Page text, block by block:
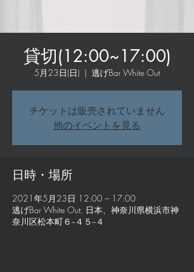
貸切(12:00~17:00)
5月23日(日)
  |
逃げBar White Out
チケットは販売されていません
他のイベントを見る
日時・場所
2021年5月23日 12:00 – 17:00
逃げBar White Out, 日本、神奈川県横浜市神
奈川区松本町６−４５−４